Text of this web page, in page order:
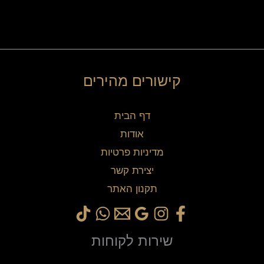
קישורים מהירים
דף הבית
אודות
מדיניות פרטיות
יצירת קשר
תקנון האתר
שירות לקוחות